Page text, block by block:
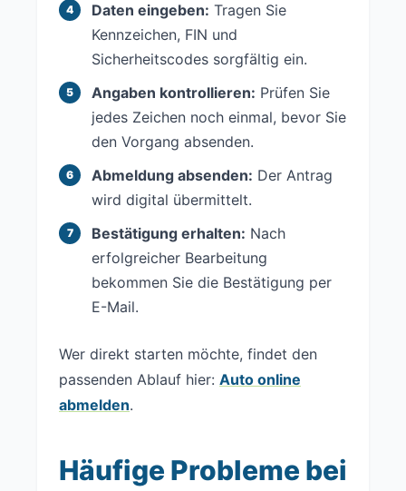
Daten eingeben: Tragen Sie
Kennzeichen, FIN und
Sicherheitscodes sorgfältig ein.
Angaben kontrollieren: Prüfen Sie
jedes Zeichen noch einmal, bevor Sie
den Vorgang absenden.
Abmeldung absenden: Der Antrag
wird digital übermittelt.
Bestätigung erhalten: Nach
erfolgreicher Bearbeitung
bekommen Sie die Bestätigung per
E-Mail.
Wer direkt starten möchte, findet den
passenden Ablauf hier: Auto online
abmelden.
Häufige Probleme bei